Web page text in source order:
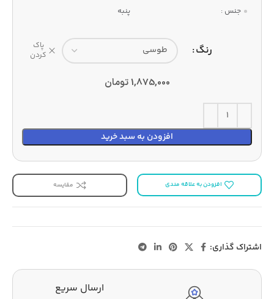
جنس : پنبه
رنگ
پاک
کردن
1,875,000تومان
افزودن به سبد خرید
افزودن به علاقه مندی مقایسه
اشتراک گذاری: